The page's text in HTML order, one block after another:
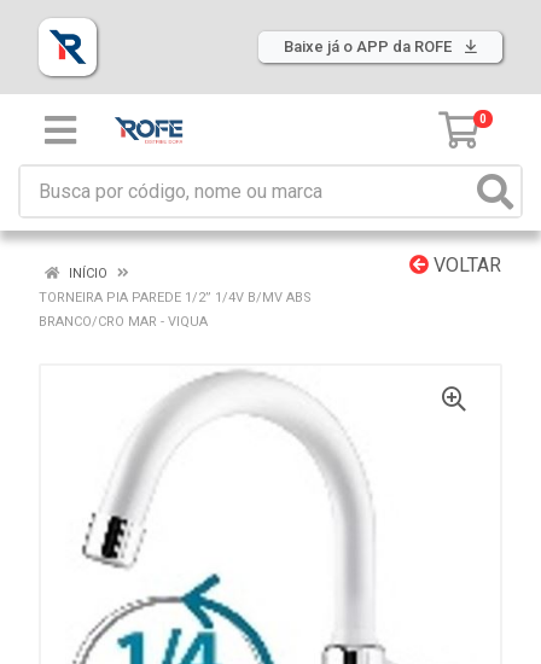
Baixe já o APP da ROFE
0
VOLTAR
INÍCIO
TORNEIRA PIA PAREDE 1/2” 1/4V B/MV ABS
BRANCO/CRO MAR - VIQUA